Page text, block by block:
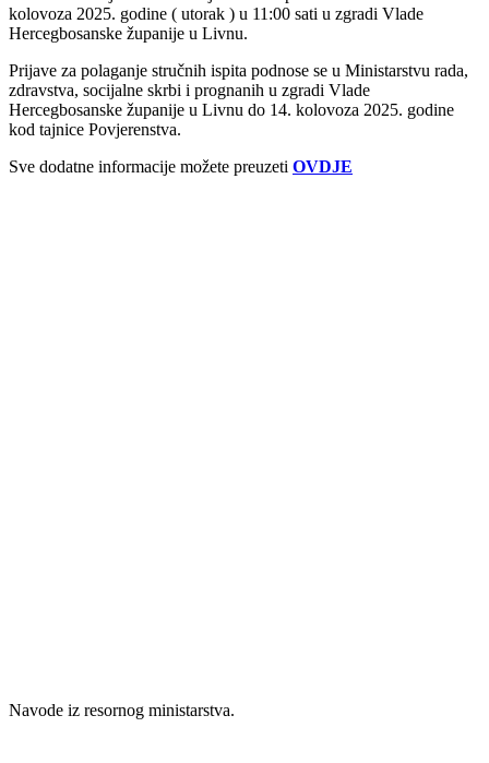
kolovoza 2025. godine ( utorak ) u 11:00 sati u zgradi Vlade
Hercegbosanske županije u Livnu.
Prijave za polaganje stručnih ispita podnose se u Ministarstvu rada,
zdravstva, socijalne skrbi i prognanih u zgradi Vlade
Hercegbosanske županije u Livnu do 14. kolovoza 2025. godine
kod tajnice Povjerenstva.
Sve dodatne informacije možete preuzeti OVDJE
Navode iz resornog ministarstva.